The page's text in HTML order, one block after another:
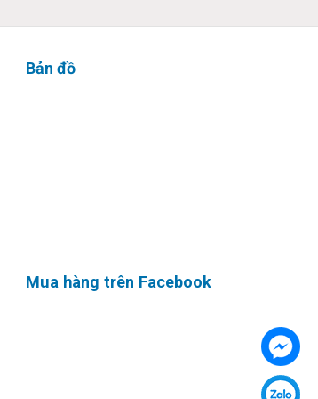
Bản đồ
Mua hàng trên Facebook